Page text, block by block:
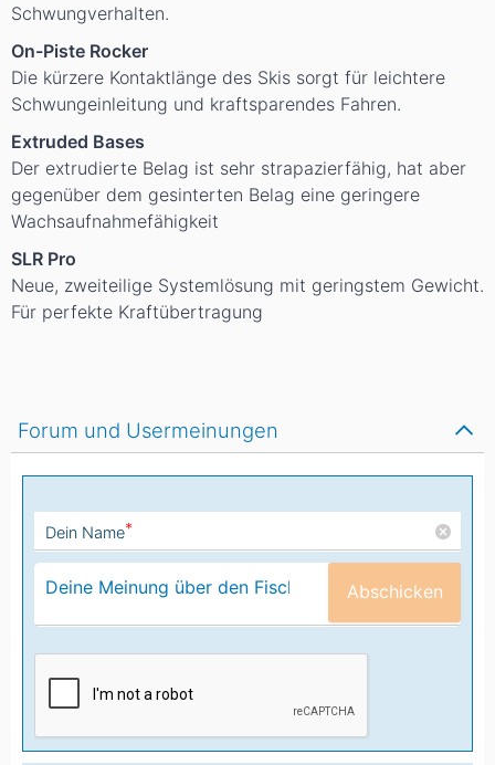
Schwungverhalten.
On-Piste Rocker
Die kürzere Kontaktlänge des Skis sorgt für leichtere
Schwungeinleitung und kraftsparendes Fahren.
Extruded Bases
Der extrudierte Belag ist sehr strapazierfähig, hat aber
gegenüber dem gesinterten Belag eine geringere
Wachsaufnahmefähigkeit
SLR Pro
Neue, zweiteilige Systemlösung mit geringstem Gewicht.
Für perfekte Kraftübertragung
Forum und Usermeinungen
Dein Name*
Abschicken